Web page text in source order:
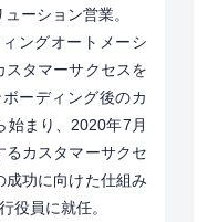
ーション営業。
ングオートメーシ
スタマーサクセスを
ーディング後のカ
始まり、2020年7月
るカスタマーサクセ
成功に向けた仕組み
役員に就任。